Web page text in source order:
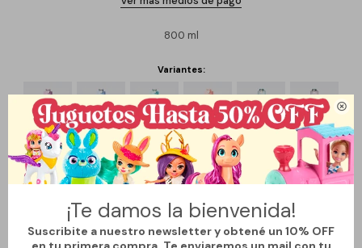

¡Te damos la bienvenida!
Suscribite a nuestro newsletter y obtené un 10% OFF
800 ml
Variantes:
Métodos y costos de envío